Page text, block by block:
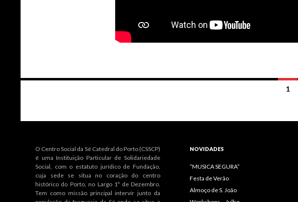
artigos
1
O Centro Social da Sé Catedral do Porto (CSSCP)
é uma Instituição Particular de Solidariedade
Social, com o estatuto jurídico de Fundação,
cuja sede se situa no coração do centro
histórico do Porto, no Largo 1º de Dezembro.
Tem como missão principal intervir junto da
NOVIDADES
“MUSICA SEGURA”
Festa de Verão
Almoço de S. João